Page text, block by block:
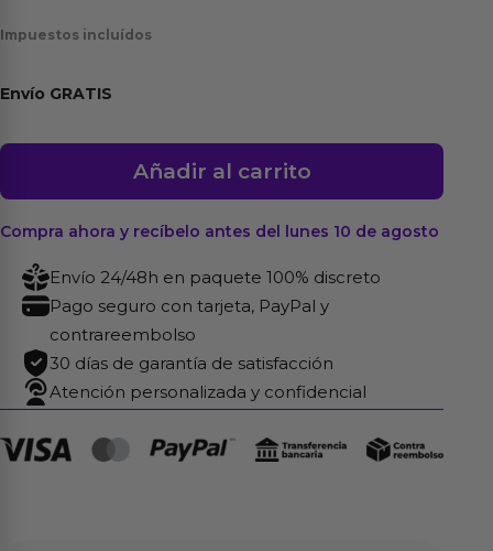
Impuestos incluídos
Envío GRATIS
Tanga
de
Anillos
Ajustable
cantidad
Añadir al carrito
Compra ahora y recíbelo antes del lunes 10 de agosto
Envío 24/48h en paquete 100% discreto
Pago seguro con tarjeta, PayPal y
contrareembolso
30 días de garantía de satisfacción
Atención personalizada y confidencial